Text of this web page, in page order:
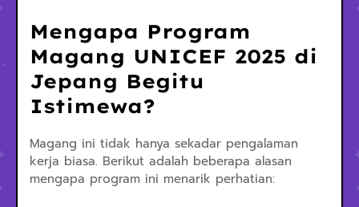
Mengapa Program
Magang UNICEF 2025 di
Jepang Begitu
Istimewa?
Magang ini tidak hanya sekadar pengalaman
kerja biasa. Berikut adalah beberapa alasan
mengapa program ini menarik perhatian: